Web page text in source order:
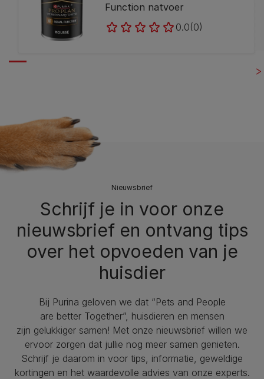
Function natvoer
0.0(0)
Nieuwsbrief
Schrijf je in voor onze
nieuwsbrief en ontvang tips
over het opvoeden van je
huisdier
Bij Purina geloven we dat “Pets and People
are better Together”, huisdieren en mensen
zijn gelukkiger samen! Met onze nieuwsbrief willen we
ervoor zorgen dat jullie nog meer samen genieten.
Schrijf je daarom in voor tips, informatie, geweldige
kortingen en het waardevolle advies van onze experts.